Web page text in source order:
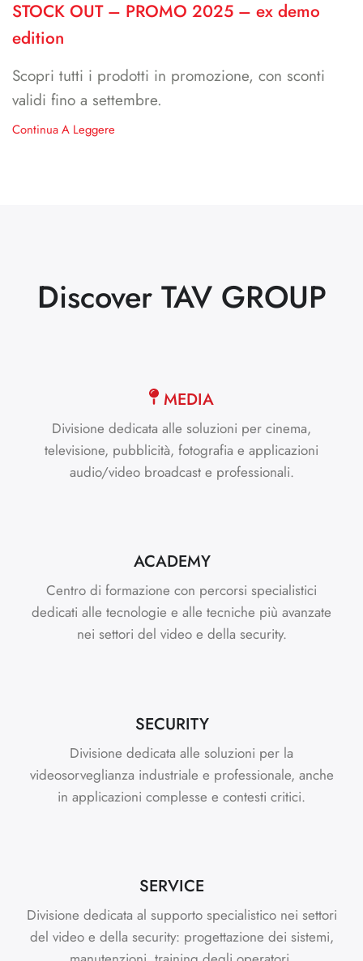
STOCK OUT – PROMO 2025 – ex demo
edition
Scopri tutti i prodotti in promozione, con sconti
validi fino a settembre.
Continua A Leggere
Discover TAV GROUP
MEDIA
Divisione dedicata alle soluzioni per cinema,
televisione, pubblicità, fotografia e applicazioni
audio/video broadcast e professionali.
ACADEMY
Centro di formazione con percorsi specialistici
dedicati alle tecnologie e alle tecniche più avanzate
nei settori del video e della security.
SECURITY
Divisione dedicata alle soluzioni per la
videosorveglianza industriale e professionale, anche
in applicazioni complesse e contesti critici.
SERVICE
Divisione dedicata al supporto specialistico nei settori
del video e della security: progettazione dei sistemi,